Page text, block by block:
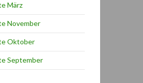
März
November
Oktober
September